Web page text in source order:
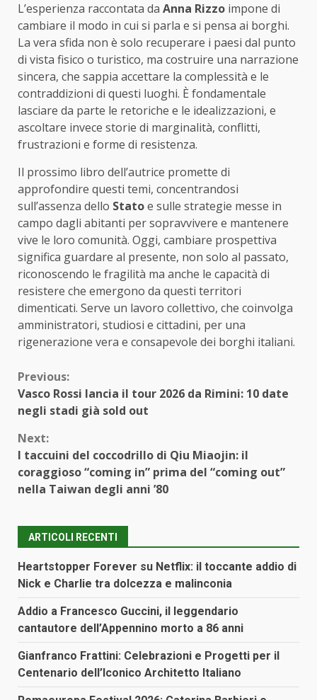
L’esperienza raccontata da Anna Rizzo impone di
cambiare il modo in cui si parla e si pensa ai borghi.
La vera sfida non è solo recuperare i paesi dal punto
di vista fisico o turistico, ma costruire una narrazione
sincera, che sappia accettare la complessità e le
contraddizioni di questi luoghi. È fondamentale
lasciare da parte le retoriche e le idealizzazioni, e
ascoltare invece storie di marginalità, conflitti,
frustrazioni e forme di resistenza.
Il prossimo libro dell’autrice promette di
approfondire questi temi, concentrandosi
sull’assenza dello Statoe sulle strategie messe in
campo dagli abitanti per sopravvivere e mantenere
vive le loro comunità. Oggi, cambiare prospettiva
significa guardare al presente, non solo al passato,
riconoscendo le fragilità ma anche le capacità di
resistere che emergono da questi territori
dimenticati. Serve un lavoro collettivo, che coinvolga
amministratori, studiosi e cittadini, per una
rigenerazione vera e consapevole dei borghi italiani.
Continue
Reading
Previous:
Vasco Rossi lancia il tour 2026 da Rimini: 10 date
negli stadi già sold out
Next:
I taccuini del coccodrillo di Qiu Miaojin: il
coraggioso “coming in” prima del “coming out”
nella Taiwan degli anni ’80
ARTICOLI RECENTI
Heartstopper Forever su Netflix: il toccante addio di
Nick e Charlie tra dolcezza e malinconia
Addio a Francesco Guccini, il leggendario
cantautore dell’Appennino morto a 86 anni
Gianfranco Frattini: Celebrazioni e Progetti per il
Centenario dell’Iconico Architetto Italiano